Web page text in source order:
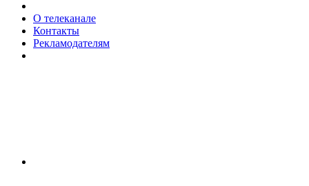
О телеканале
Контакты
Рекламодателям